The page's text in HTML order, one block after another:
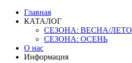
Главная
КАТАЛОГ
СЕЗОНА: ВЕСНА/ЛЕТО
СЕЗОНА: ОСЕНЬ
О нас
Информация